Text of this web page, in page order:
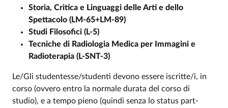
Storia, Critica e Linguaggi delle Arti e dello
Spettacolo (LM-65+LM-89)
Studi Filosofici (L-5)
Tecniche di Radiologia Medica per Immagini e
Radioterapia (L-SNT-3)
Le/Gli studentesse/studenti devono essere iscritte/i, in
corso (ovvero entro la normale durata del corso di
studio), e a tempo pieno (quindi senza lo status part-